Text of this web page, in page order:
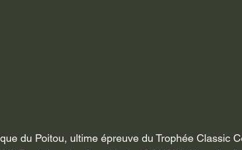
du Poitou, ultime épreuve du Trophée Classic